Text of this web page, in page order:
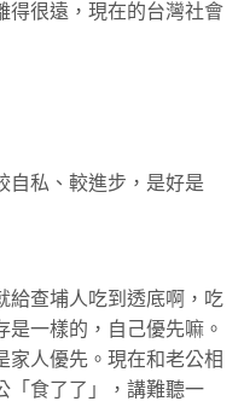
得很遠，現在的台灣社會
私、較進步，是好是
查埔人吃到透底啊，吃
一樣的，自己優先嘛。
家人優先。現在和老公相
「食了了」，講難聽一